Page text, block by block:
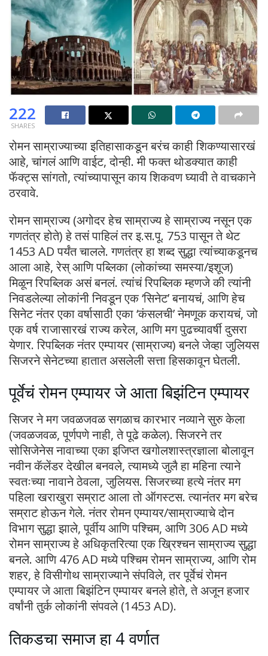
222
SHARES
रोमन साम्राज्याच्या इतिहासाकडून बरंच काही शिकण्यासारखं
आहे, चांगलं आणि वाईट, दोन्ही. मी फक्त थोडक्यात काही
फॅक्ट्स सांगतो, त्यांच्यापासून काय शिकवण घ्यावी ते वाचकाने
ठरवावे.
रोमन साम्राज्य (अगोदर हेच साम्राज्य हे साम्राज्य नसून एक
गणतंत्र होते) हे तसं पाहिलं तर इ.स.पू. 753 पासून ते थेट
1453 AD पर्यंत चालले. गणतंत्र हा शब्द सुद्धा त्यांच्याकडूनच
आला आहे, रेस् आणि पब्लिका (लोकांच्या समस्या/इशूज)
मिळून रिपब्लिक असं बनलं. त्यांचं रिपब्लिक म्हणजे की त्यांनी
निवडलेल्या लोकांनी निवडून एक ‘सिनेट’ बनायचं, आणि हेच
सिनेट नंतर एका वर्षासाठी एका ‘कंसलची’ नेमणूक करायचं, जो
एक वर्ष राजासारखं राज्य करेल, आणि मग पुढच्यावर्षी दुसरा
येणार. रिपब्लिक नंतर एम्पायर (साम्राज्य) बनले जेव्हा जुलियस
सिजरने सेनेटच्या हातात असलेली सत्ता हिसकावून घेतली.
पूर्वेचं रोमन एम्पायर जे आता बिझंटिन एम्पायर
सिजर ने मग जवळजवळ सगळाच कारभार नव्याने सुरु केला
(जवळजवळ, पूर्णपणे नाही, ते पूढे कळेल). सिजरने तर
सोसिजेनेस नावाच्या एका इजिप्त खगोलशास्त्रज्ञाला बोलावून
नवीन कॅलेंडर देखील बनवले, त्यामध्ये जुलै हा महिना त्याने
स्वतःच्या नावाने ठेवला, जुलियस. सिजरच्या हत्ये नंतर मग
पहिला खराखुरा सम्राट आला तो ऑगस्टस. त्यानंतर मग बरेच
सम्राट होऊन गेले. नंतर रोमन एम्पायर/साम्राज्याचे दोन
विभाग सुद्धा झाले, पूर्वीय आणि पश्चिम, आणि 306 AD मध्ये
रोमन साम्राज्य हे अधिकृतरित्या एक ख्रिश्चन साम्राज्य सुद्धा
बनले. आणि 476 AD मध्ये पश्चिम रोमन साम्राज्य, आणि रोम
शहर, हे विसीगोथ साम्राज्याने संपविले, तर पूर्वेचं रोमन
एम्पायर जे आता बिझंटिन एम्पायर बनले होते, ते अजून हजार
वर्षांनी तुर्क लोकांनी संपवले (1453 AD).
तिकडचा समाज हा 4 वर्णात